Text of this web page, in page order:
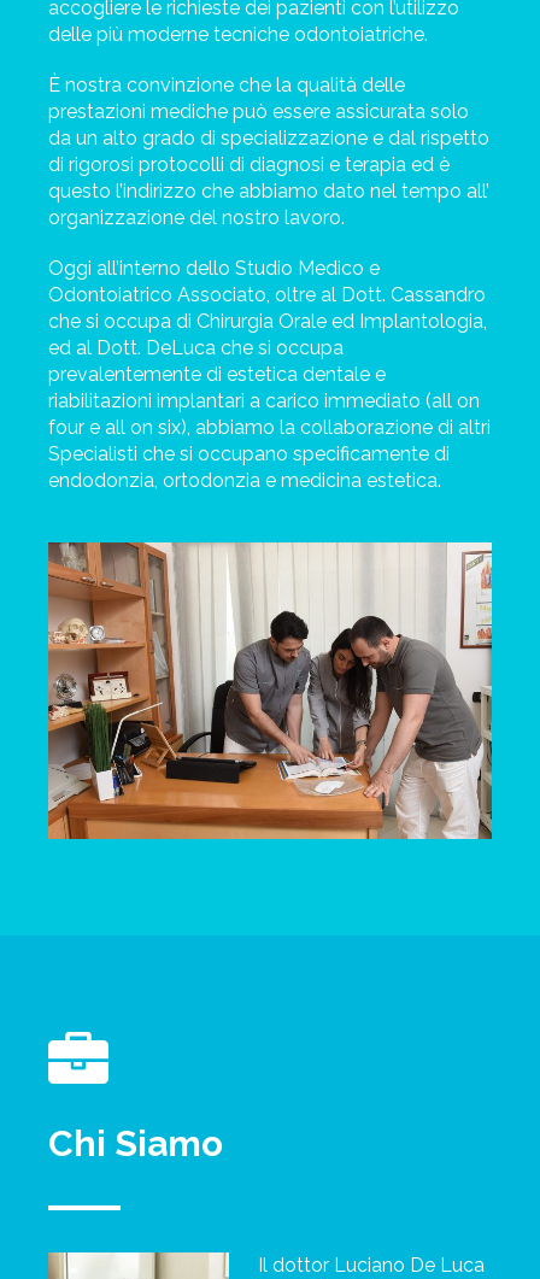
accogliere le richieste dei pazienti con l’utilizzo
delle più moderne tecniche odontoiatriche.
È nostra convinzione che la qualità delle
prestazioni mediche può essere assicurata solo
da un alto grado di specializzazione e dal rispetto
di rigorosi protocolli di diagnosi e terapia ed è
questo l’indirizzo che abbiamo dato nel tempo all’
organizzazione del nostro lavoro.
Oggi all’interno dello Studio Medico e
Odontoiatrico Associato, oltre al Dott. Cassandro
che si occupa di Chirurgia Orale ed Implantologia,
ed al Dott. DeLuca che si occupa
prevalentemente di estetica dentale e
riabilitazioni implantari a carico immediato (all on
four e all on six), abbiamo la collaborazione di altri
Specialisti che si occupano specificamente di
endodonzia, ortodonzia e medicina estetica.
Chi Siamo
Il dottor Luciano De Luca